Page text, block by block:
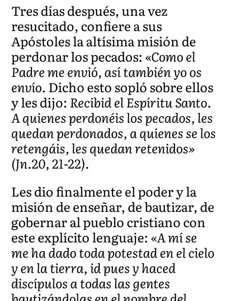
Tres días después, una vez
resucitado, confiere a sus
Apóstoles la altísima misión de
perdonar los pecados: «Como el
Padre me envió, así también yo os
envío.Dicho esto sopló sobre ellos
y les dijo: Recibid el Espíritu Santo.
A quienes perdonéis los pecados, les
quedan perdonados, a quienes se los
retengáis, les quedan retenidos»
(Jn.20, 21-22).
Les dio finalmente el poder y la
misión de enseñar, de bautizar, de
gobernar al pueblo cristiano con
este explícito lenguaje: «A mí se
me ha dado toda potestad en el cielo
y en la tierra, id pues y haced
discípulos a todas las gentes